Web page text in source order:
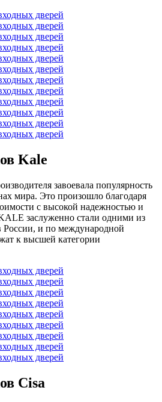
Kale
завоевала популярность
мира. Это произошло благодаря
с высокой надежностью и
заслуженно стали одними из
России, и по международной
к высшей категории
Cisa